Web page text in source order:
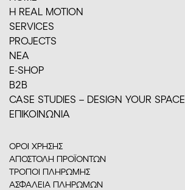
H REAL MOTION
SERVICES
PROJECTS
ΝΕΑ
E-SHOP
Β2Β
CASE STUDIES – DESIGN YOUR SPACE
ΕΠΙΚΟΙΝΩΝΙΑ
ΟΡΟΙ ΧΡΗΣΗΣ
ΑΠΟΣΤΟΛΗ ΠΡΟΪΟΝΤΩΝ
ΤΡΟΠΟΙ ΠΛΗΡΩΜΗΣ
ΑΣΦΑΛΕΙΑ ΠΛΗΡΩΜΩΝ